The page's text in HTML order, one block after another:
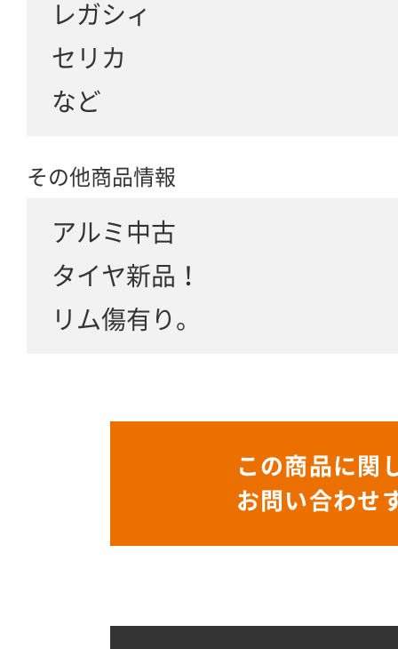
レガシィ
セリカ
など
その他商品情報
アルミ中古
タイヤ新品！
リム傷有り。
この商品に関
お問い合わせ